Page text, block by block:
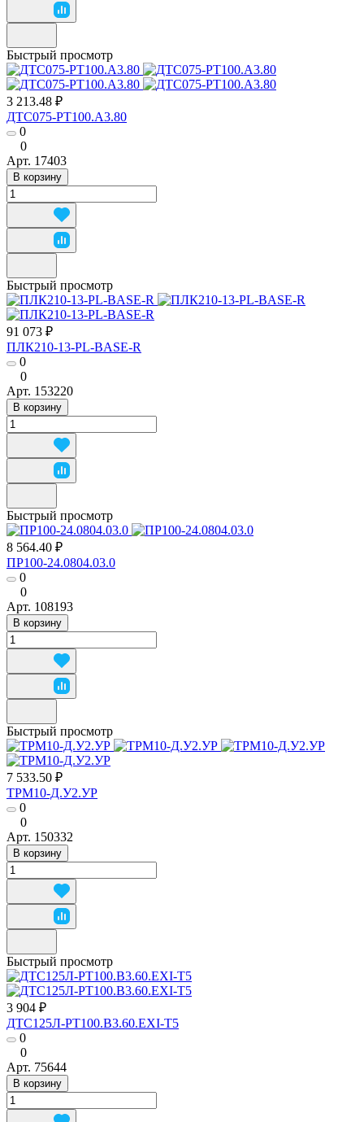
Быстрый просмотр
3 213.48 ₽
ДТС075-РТ100.А3.80
0
0
Арт. 17403
В корзину
Быстрый просмотр
91 073 ₽
ПЛК210-13-PL-BASE-R
0
0
Арт. 153220
В корзину
Быстрый просмотр
8 564.40 ₽
ПР100-24.0804.03.0
0
0
Арт. 108193
В корзину
Быстрый просмотр
7 533.50 ₽
ТРМ10-Д.У2.УР
0
0
Арт. 150332
В корзину
Быстрый просмотр
3 904 ₽
ДТС125Л-РТ100.В3.60.ЕХI-Т5
0
0
Арт. 75644
В корзину